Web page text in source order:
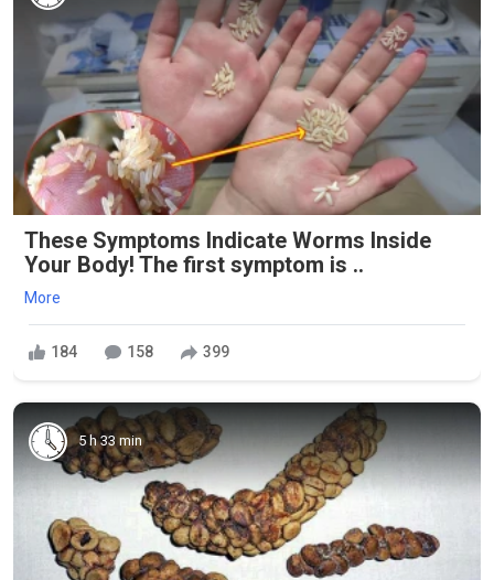
These Symptoms Indicate Worms Inside
Your Body! The first symptom is ..
More
184 158 399
5 h 33 min